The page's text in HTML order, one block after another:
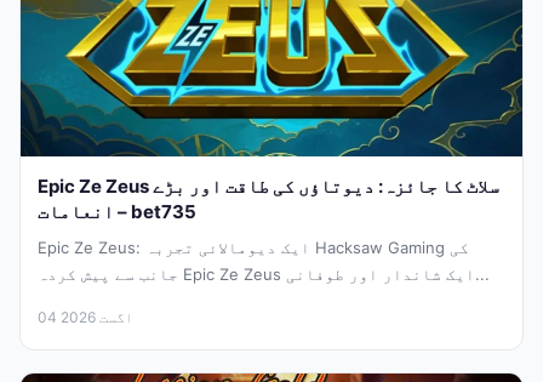
Epic Ze Zeus سلاٹ کا جائزہ: دیوتاؤں کی طاقت اور بڑے
انعامات – bet735
Epic Ze Zeus: ایک دیومالائی تجربہ Hacksaw Gaming کی
جانب سے پیش کردہ Epic Ze Zeus ایک شاندار اور طوفانی...
04 اگست 2026